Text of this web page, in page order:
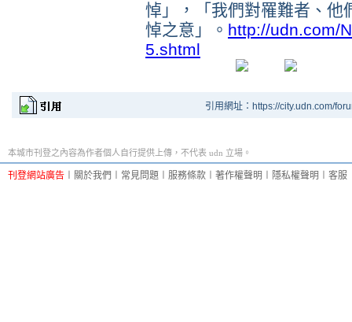
悼」，「我們對罹難者、他
悼之意」。 http://udn.com/
5.shtml
引用網址：https://city.udn.com/
本城市刊登之內容為作者個人自行提供上傳，不代表 udn 立場。
刊登網站廣告 關於我們 常見問題 服務條款 著作權聲明 隱私權聲明 客服